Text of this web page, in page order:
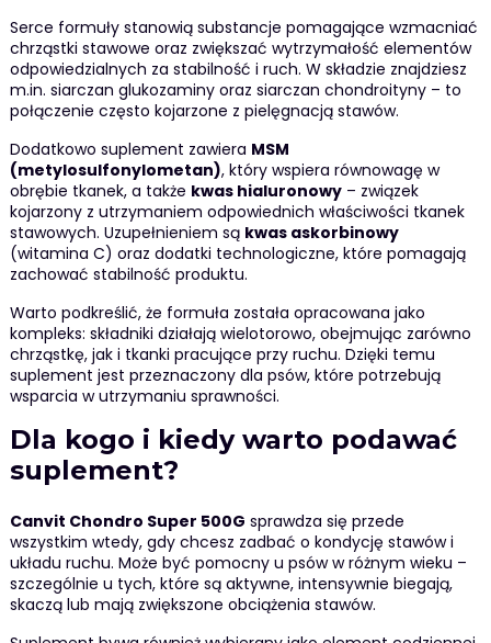
Serce formuły stanowią substancje pomagające wzmacniać
chrząstki stawowe oraz zwiększać wytrzymałość elementów
odpowiedzialnych za stabilność i ruch. W składzie znajdziesz
m.in. siarczan glukozaminy oraz siarczan chondroityny – to
połączenie często kojarzone z pielęgnacją stawów.
Dodatkowo suplement zawiera MSM
(metylosulfonylometan), który wspiera równowagę w
obrębie tkanek, a także kwas hialuronowy– związek
kojarzony z utrzymaniem odpowiednich właściwości tkanek
stawowych. Uzupełnieniem są kwas askorbinowy
(witamina C) oraz dodatki technologiczne, które pomagają
zachować stabilność produktu.
Warto podkreślić, że formuła została opracowana jako
kompleks: składniki działają wielotorowo, obejmując zarówno
chrząstkę, jak i tkanki pracujące przy ruchu. Dzięki temu
suplement jest przeznaczony dla psów, które potrzebują
wsparcia w utrzymaniu sprawności.
Dla kogo i kiedy warto podawać
suplement?
Canvit Chondro Super 500G sprawdza się przede
wszystkim wtedy, gdy chcesz zadbać o kondycję stawów i
układu ruchu. Może być pomocny u psów w różnym wieku –
szczególnie u tych, które są aktywne, intensywnie biegają,
skaczą lub mają zwiększone obciążenia stawów.